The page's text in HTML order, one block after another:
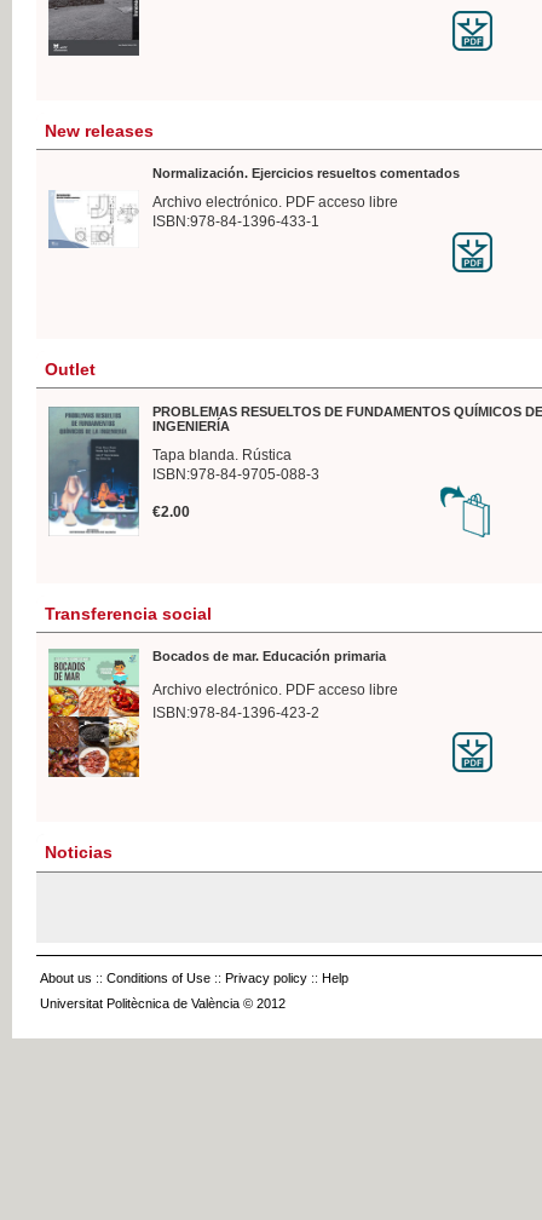
New releases
Normalización. Ejercicios resueltos comentados
Archivo electrónico. PDF acceso libre
ISBN:978-84-1396-433-1
Outlet
PROBLEMAS RESUELTOS DE FUNDAMENTOS QUÍMICOS
INGENIERÍA
Tapa blanda. Rústica
ISBN:978-84-9705-088-3
€2.00
Transferencia social
Bocados de mar. Educación primaria
Archivo electrónico. PDF acceso libre
ISBN:978-84-1396-423-2
Noticias
About us :: Conditions of Use :: Privacy policy :: Help
Universitat Politècnica de València © 2012